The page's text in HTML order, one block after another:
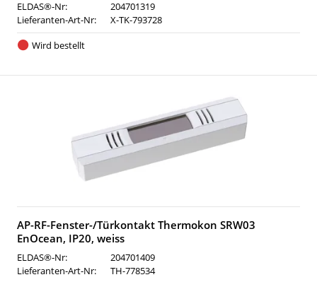
ELDAS®-Nr:
204701319
Lieferanten-Art-Nr:
X-TK-793728
Wird bestellt
AP-RF-Fenster-/Türkontakt Thermokon SRW03
EnOcean, IP20, weiss
ELDAS®-Nr:
204701409
Lieferanten-Art-Nr:
TH-778534